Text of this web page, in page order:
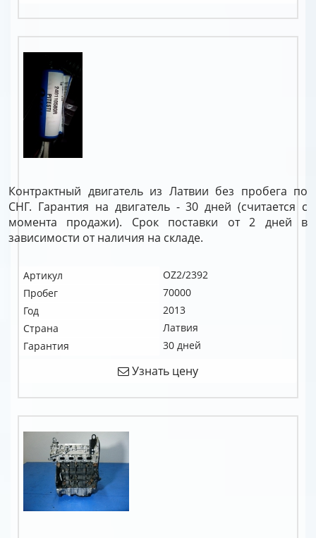
Контрактный двигатель из Латвии без пробега по
СНГ. Гарантия на двигатель - 30 дней (считается с
момента продажи). Срок поставки от 2 дней в
зависимости от наличия на складе.
Артикул
OZ2/2392
Пробег
70000
Год
2013
Страна
Латвия
Гарантия
30 дней
Узнать цену